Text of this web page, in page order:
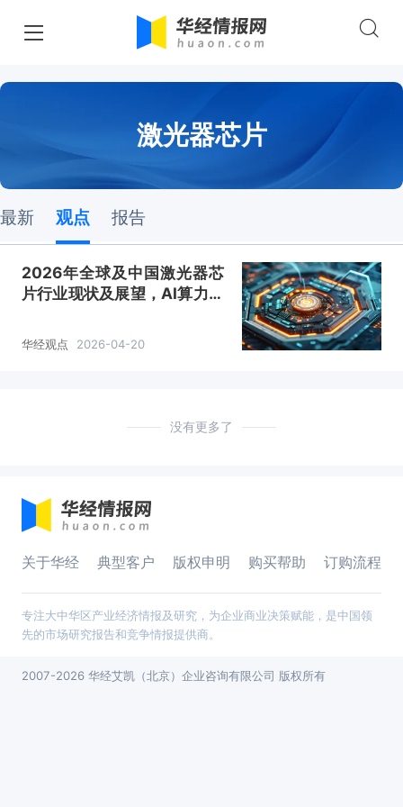
激光器芯片
最新 观点 报告
2026年全球及中国激光器芯
片行业现状及展望，AI算力需
发加速「图」
华经观点 2026-04-20
没有更多了
关于华经 典型客户 版权申明 购买帮助 订购流程
专注大中华区产业经济情报及研究，为企业商业决策赋能，是中国领
先的市场研究报告和竞争情报提供商。
2007-2026 华经艾凯（北京）企业咨询有限公司 版权所有